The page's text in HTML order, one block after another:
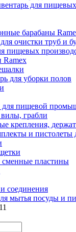
для
барабаны
очистки труб и
пищевых
Ramex
для уборки полов
для пищевой
грабли
крепления,
и пистолеты
пластины
соединения
мытья посуды и